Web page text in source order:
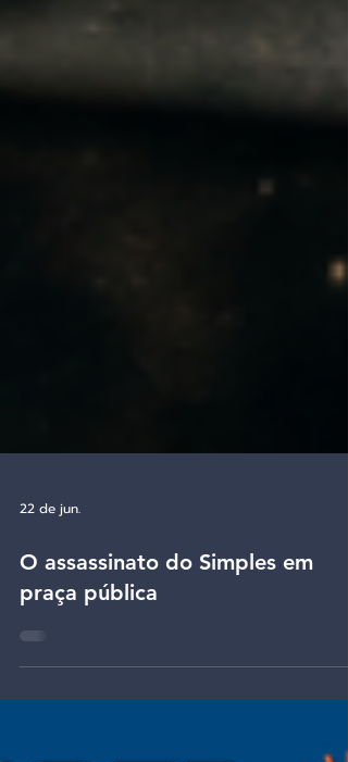
22 de jun.
O assassinato do Simples em
praça pública